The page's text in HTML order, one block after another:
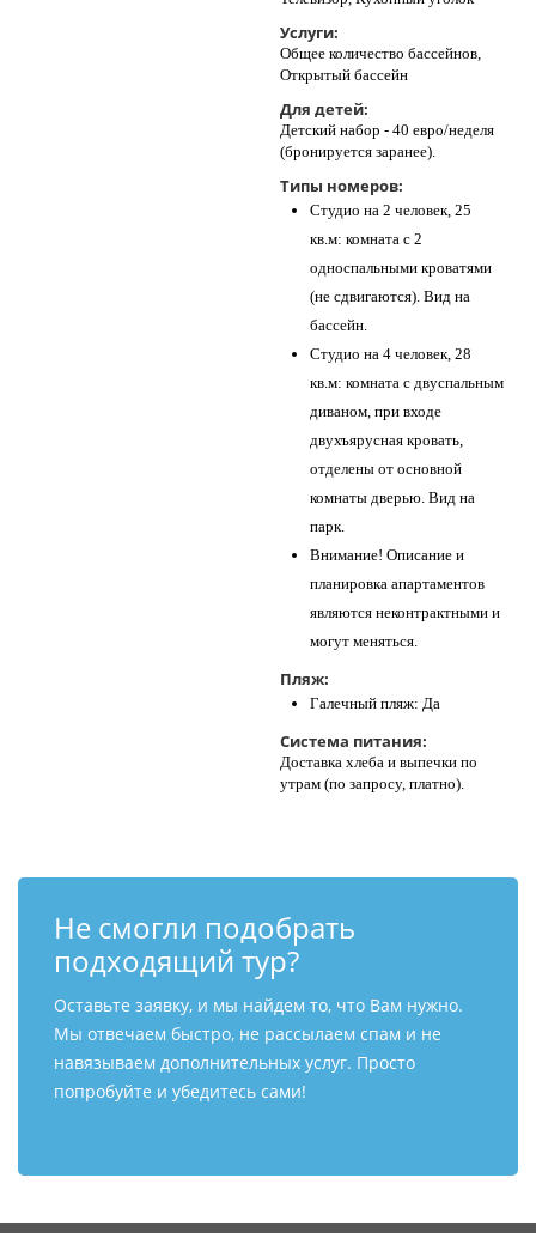
Услуги:
Общее количество бассейнов,
Открытый бассейн
Для детей:
Детский набор - 40 евро/неделя
(бронируется заранее).
Типы номеров:
Студио на 2 человек, 25
кв.м: комната с 2
односпальными кроватями
(не сдвигаются). Вид на
бассейн.
Студио на 4 человек, 28
кв.м: комната с двуспальным
диваном, при входе
двухъярусная кровать,
отделены от основной
комнаты дверью. Вид на
парк.
Внимание! Описание и
планировка апартаментов
являются неконтрактными и
могут меняться.
Пляж:
Галечный пляж: Да
Система питания:
Доставка хлеба и выпечки по
утрам (по запросу, платно).
Не смогли подобрать
подходящий тур?
Оставьте заявку, и мы найдем то, что Вам нужно.
Мы отвечаем быстро, не рассылаем спам и не
навязываем дополнительных услуг. Просто
попробуйте и убедитесь сами!